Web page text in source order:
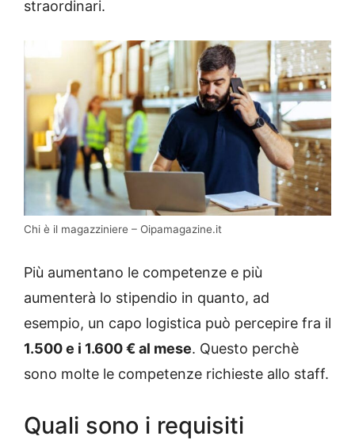
straordinari.
Chi è il magazziniere – Oipamagazine.it
Più aumentano le competenze e più
aumenterà lo stipendio in quanto, ad
esempio, un capo logistica può percepire fra il
1.500 e i 1.600 € al mese. Questo perchè
sono molte le competenze richieste allo staff.
Quali sono i requisiti